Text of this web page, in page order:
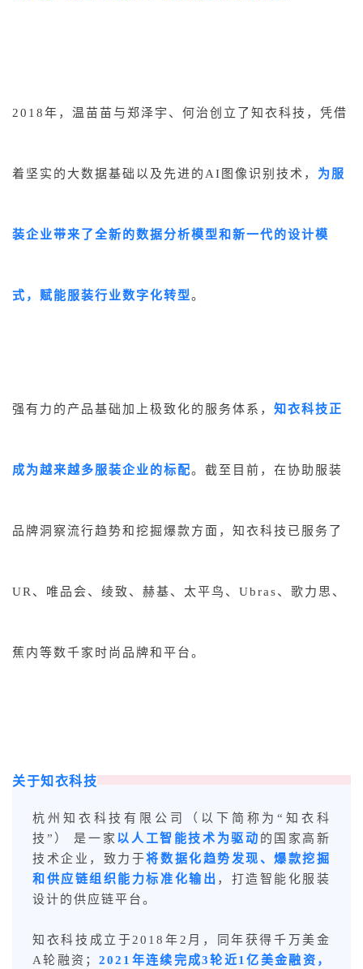
2018年，温苗苗与郑泽宇、何治创立了知衣科技，凭借
着坚实的大数据基础以及先进的AI图像识别技术， 为服
装企业带来了全新的数据分析模型和新一代的设计模
式，赋能服装行业数字化转型。
强有力的产品基础加上极致化的服务体系， 知衣科技正
成为越来越多服装企业的标配。截至目前，在协助服装
品牌洞察流行趋势和挖掘爆款方面，知衣科技已服务了
UR、唯品会、绫致、赫基、太平鸟、Ubras、歌力思、
蕉内等数千家时尚品牌和平台。
关于知衣科技
杭州知衣科技有限公司（以下简称为“知衣科
技”） 是一家 以人工智能技术为驱动 的国家高新
技术企业，致力于将数据化趋势发现、爆款挖掘
和供应链组织能力标准化输出 ，打造智能化服装
设计的供应链平台。
知衣科技成立于2018年2月，同年获得千万美金
A轮融资；2021年连续完成3轮近1亿美金融资，